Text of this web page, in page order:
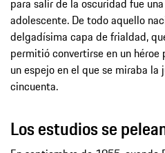
para salir de la oscuridad fue
adolescente. De todo aquello
delgadísima capa de frialdad,
permitió convertirse en un
un espejo en el que se miraba la
cincuenta.
Los estudios se